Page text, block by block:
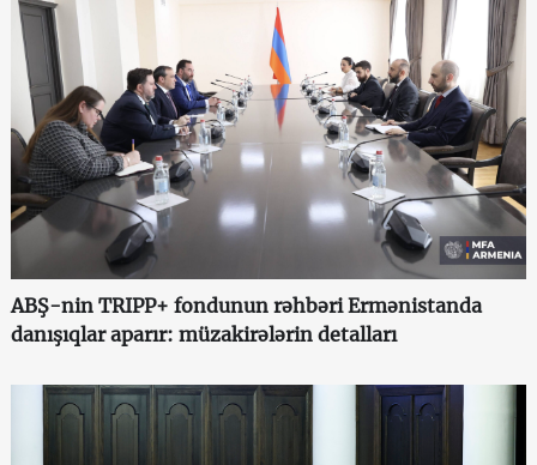
ABŞ-nin TRIPP+ fondunun rəhbəri Ermənistanda
danışıqlar aparır: müzakirələrin detalları